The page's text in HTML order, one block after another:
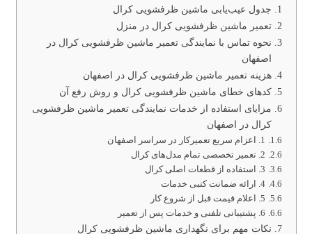
جدول عیب‌یابی ماشین ظرفشویی کرال
تعمیر ماشین ظرفشویی کرال در منزل
نحوه تماس با نمایندگی تعمیر ماشین ظرفشویی کرال در
اصفهان
هزینه تعمیر ماشین ظرفشویی کرال در اصفهان
کدهای خطای ماشین ظرفشویی کرال و روش رفع آن
مزایای استفاده از خدمات نمایندگی تعمیر ماشین ظرفشویی
کرال در اصفهان
1. اعزام سریع تعمیرکار در سراسر اصفهان
2. تعمیر تخصصی تمام مدل‌های کرال
3. استفاده از قطعات اصلی کرال
4. ارائه ضمانت کتبی خدمات
5. اعلام قیمت قبل از شروع کار
6. پشتیبانی تلفنی و خدمات پس از تعمیر
نکات مهم برای نگهداری ماشین ظرفشویی کرال